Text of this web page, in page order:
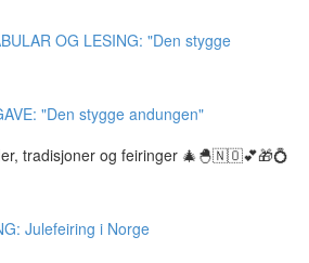
OG LESING: "Den stygge
"Den stygge andungen"
tradisjoner og feiringer 🎄🐣🇳🇴💕🎁💍
Julefeiring i Norge